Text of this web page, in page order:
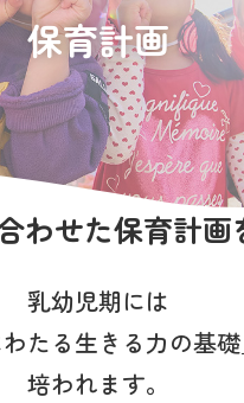
介
問い合わせ
保育計画
わせた保育計画
乳幼児期には
わたる生きる力の基
培われます。